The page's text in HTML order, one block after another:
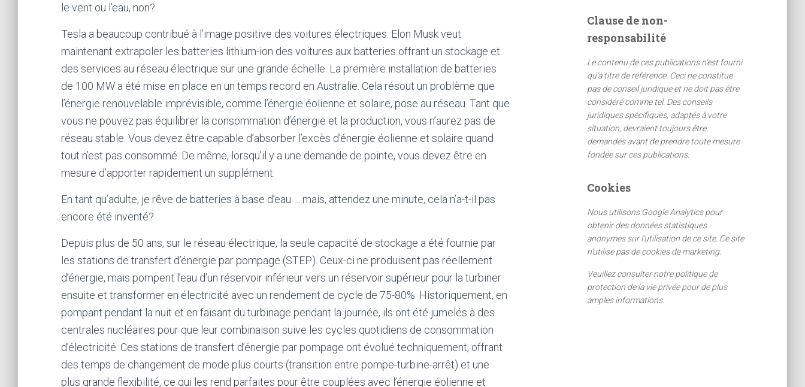
le vent ou l’eau, non?
Tesla a beaucoup contribué à l’image positive des voitures électriques. Elon Musk veut
maintenant extrapoler les batteries lithium-ion des voitures aux batteries offrant un stockage et
des services au réseau électrique sur une grande échelle. La première installation de batteries
de 100 MW a été mise en place en un temps record en Australie. Cela résout un problème que
l’énergie renouvelable imprévisible, comme l’énergie éolienne et solaire, pose au réseau. Tant que
vous ne pouvez pas équilibrer la consommation d’énergie et la production, vous n’aurez pas de
réseau stable. Vous devez être capable d’absorber l’excès d’énergie éolienne et solaire quand
tout n’est pas consommé. De même, lorsqu’il y a une demande de pointe, vous devez être en
mesure d’apporter rapidement un supplément.
En tant qu’adulte, je rêve de batteries à base d’eau … mais, attendez une minute, cela n’a-t-il pas
encore été inventé?
Depuis plus de 50 ans, sur le réseau électrique, la seule capacité de stockage a été fournie par
les stations de transfert d’énergie par pompage (STEP) . Ceux-ci ne produisent pas réellement
d’énergie, mais pompent l’eau d’un réservoir inférieur vers un réservoir supérieur pour la turbiner
ensuite et transformer en électricité avec un rendement de cycle de 75-80%. Historiquement, en
pompant pendant la nuit et en faisant du turbinage pendant la journée, ils ont été jumelés à des
centrales nucléaires pour que leur combinaison suive les cycles quotidiens de consommation
d’électricité. Ces stations de transfert d’énergie par pompage ont évolué techniquement, offrant
des temps de changement de mode plus courts (transition entre pompe-turbine-arrêt) et une
plus grande flexibilité, ce qui les rend parfaites pour être couplées avec l’énergie éolienne et
r
c
e
r
:
Clause de non-
responsabilité
Le contenu de ces publications n’est fourni
qu’à titre de référence. Ceci ne constitue
pas de conseil juridique et ne doit pas être
considéré comme tel. Des conseils
juridiques spécifiques, adaptés à votre
situation, devraient toujours être
demandés avant de prendre toute mesure
fondée sur ces publications.
Cookies
Nous utilisons Google Analytics pour
obtenir des données statistiques
anonymes sur l’utilisation de ce site. Ce site
n’utilise pas de cookies de marketing.
Veuillez consulter notre politique de
protection de la vie privée pour de plus
amples informations.